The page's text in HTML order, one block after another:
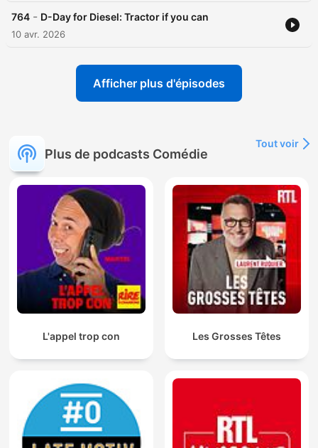
764 - D-Day for Diesel: Tractor if you can
10 avr. 2026
Afficher plus d'épisodes
Plus de podcasts Comédie
Tout voir
L'appel trop con Les Grosses Têtes